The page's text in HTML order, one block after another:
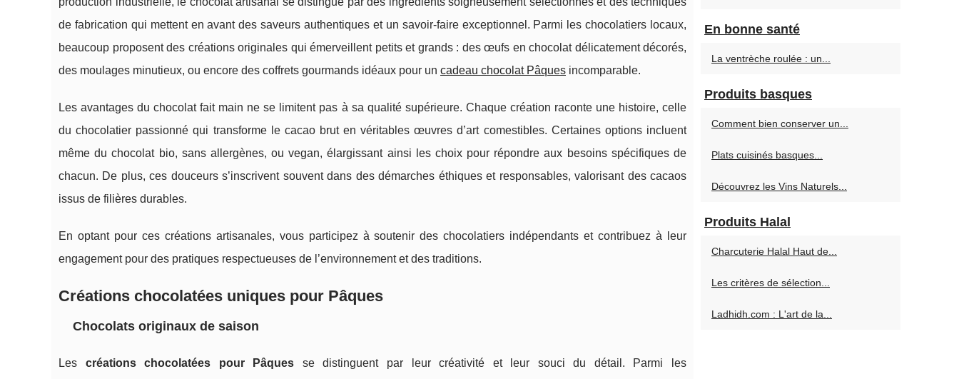
de fabrication qui mettent en avant des saveurs authentiques et un savoir-faire exceptionnel. Parmi les chocolatiers locaux,
beaucoup proposent des créations originales qui émerveillent petits et grands : des œufs en chocolat délicatement décorés,
des moulages minutieux, ou encore des coffrets gourmands idéaux pour un cadeau chocolat Pâques incomparable.
Les avantages du chocolat fait main ne se limitent pas à sa qualité supérieure. Chaque création raconte une histoire, celle
du chocolatier passionné qui transforme le cacao brut en véritables œuvres d’art comestibles. Certaines options incluent
même du chocolat bio, sans allergènes, ou vegan, élargissant ainsi les choix pour répondre aux besoins spécifiques de
chacun. De plus, ces douceurs s’inscrivent souvent dans des démarches éthiques et responsables, valorisant des cacaos
issus de filières durables.
En optant pour ces créations artisanales, vous participez à soutenir des chocolatiers indépendants et contribuez à leur
engagement pour des pratiques respectueuses de l’environnement et des traditions.
Créations chocolatées uniques pour Pâques
Chocolats originaux de saison
Les créations chocolatées pour Pâques se distinguent par leur créativité et leur souci du détail. Parmi les
En bonne santé
La ventrèche roulée : un...
Produits basques
Comment bien conserver un...
Plats cuisinés basques...
Découvrez les Vins Naturels...
Produits Halal
Charcuterie Halal Haut de...
Les critères de sélection...
Ladhidh.com : L'art de la...